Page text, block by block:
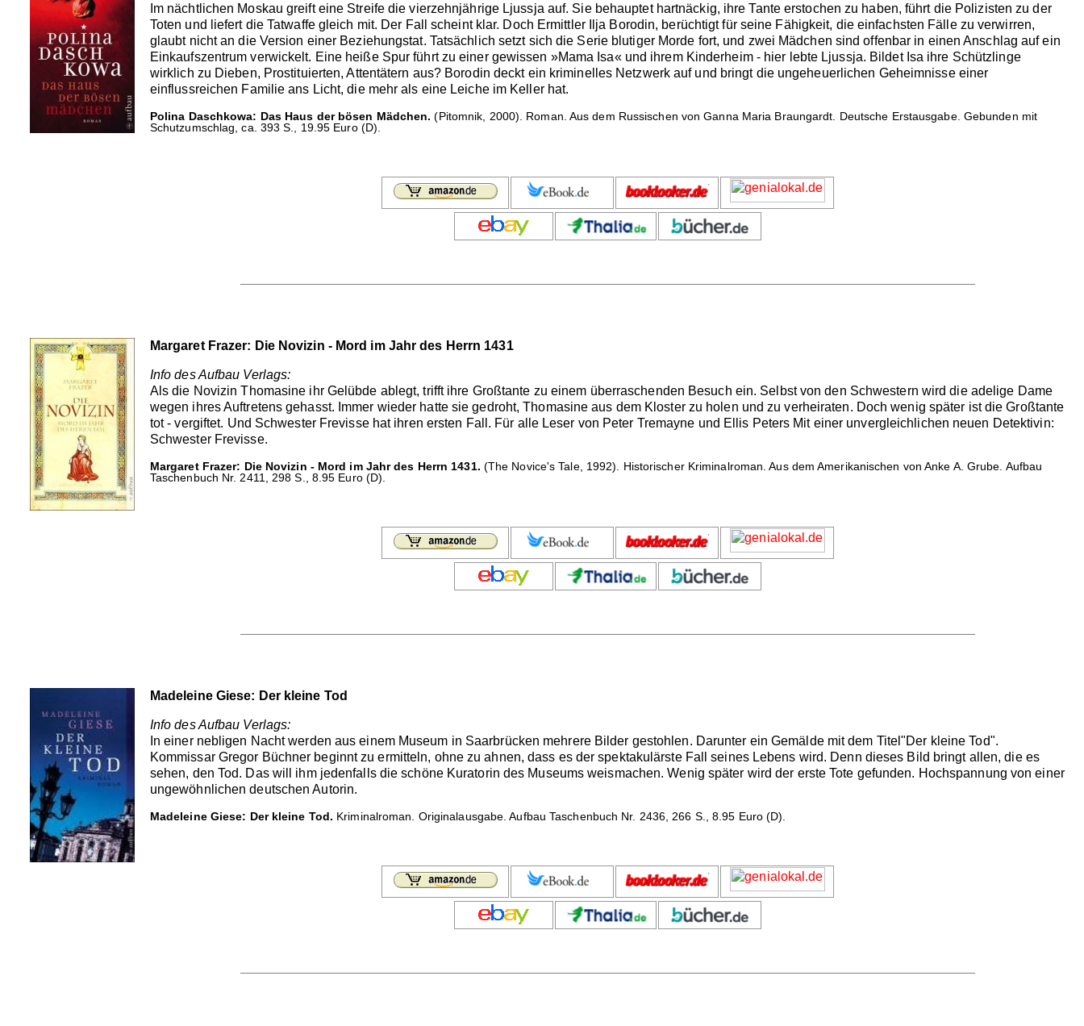
Im nächtlichen Moskau greift eine Streife die vierzehnjährige Ljussja auf. Sie behauptet hartnäckig, ihre Tante erstochen zu haben, führt die Polizisten zu der
Toten und liefert die Tatwaffe gleich mit. Der Fall scheint klar. Doch Ermittler Ilja Borodin, berüchtigt für seine Fähigkeit, die einfachsten Fälle zu verwirren,
glaubt nicht an die Version einer Beziehungstat. Tatsächlich setzt sich die Serie blutiger Morde fort, und zwei Mädchen sind offenbar in einen Anschlag auf ein
Einkaufszentrum verwickelt. Eine heiße Spur führt zu einer gewissen »Mama Isa« und ihrem Kinderheim - hier lebte Ljussja. Bildet Isa ihre Schützlinge
wirklich zu Dieben, Prostituierten, Attentätern aus? Borodin deckt ein kriminelles Netzwerk auf und bringt die ungeheuerlichen Geheimnisse einer
einflussreichen Familie ans Licht, die mehr als eine Leiche im Keller hat.
Polina Daschkowa: Das Haus der bösen Mädchen. (Pitomnik, 2000). Roman. Aus dem Russischen von Ganna Maria Braungardt. Deutsche Erstausgabe. Gebunden mit
Schutzumschlag, ca. 393 S., 19.95 Euro (D).
Margaret Frazer: Die Novizin - Mord im Jahr des Herrn 1431
Info des Aufbau Verlags:
Als die Novizin Thomasine ihr Gelübde ablegt, trifft ihre Großtante zu einem überraschenden Besuch ein. Selbst von den Schwestern wird die adelige Dame
wegen ihres Auftretens gehasst. Immer wieder hatte sie gedroht, Thomasine aus dem Kloster zu holen und zu verheiraten. Doch wenig später ist die Großtante
tot - vergiftet. Und Schwester Frevisse hat ihren ersten Fall. Für alle Leser von Peter Tremayne und Ellis Peters Mit einer unvergleichlichen neuen Detektivin:
Schwester Frevisse.
Margaret Frazer: Die Novizin - Mord im Jahr des Herrn 1431. (The Novice's Tale, 1992). Historischer Kriminalroman. Aus dem Amerikanischen von Anke A. Grube. Aufbau
Taschenbuch Nr. 2411, 298 S., 8.95 Euro (D).
Madeleine Giese: Der kleine Tod
Info des Aufbau Verlags:
In einer nebligen Nacht werden aus einem Museum in Saarbrücken mehrere Bilder gestohlen. Darunter ein Gemälde mit dem Titel"Der kleine Tod".
Kommissar Gregor Büchner beginnt zu ermitteln, ohne zu ahnen, dass es der spektakulärste Fall seines Lebens wird. Denn dieses Bild bringt allen, die es
sehen, den Tod. Das will ihm jedenfalls die schöne Kuratorin des Museums weismachen. Wenig später wird der erste Tote gefunden. Hochspannung von einer
ungewöhnlichen deutschen Autorin.
Madeleine Giese: Der kleine Tod. Kriminalroman. Originalausgabe. Aufbau Taschenbuch Nr. 2436, 266 S., 8.95 Euro (D).